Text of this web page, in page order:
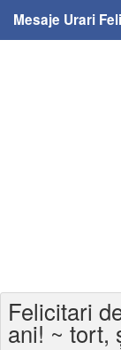
Mesaje Urari
Felicitari varsta
Felicitari
ani! ~ tort,